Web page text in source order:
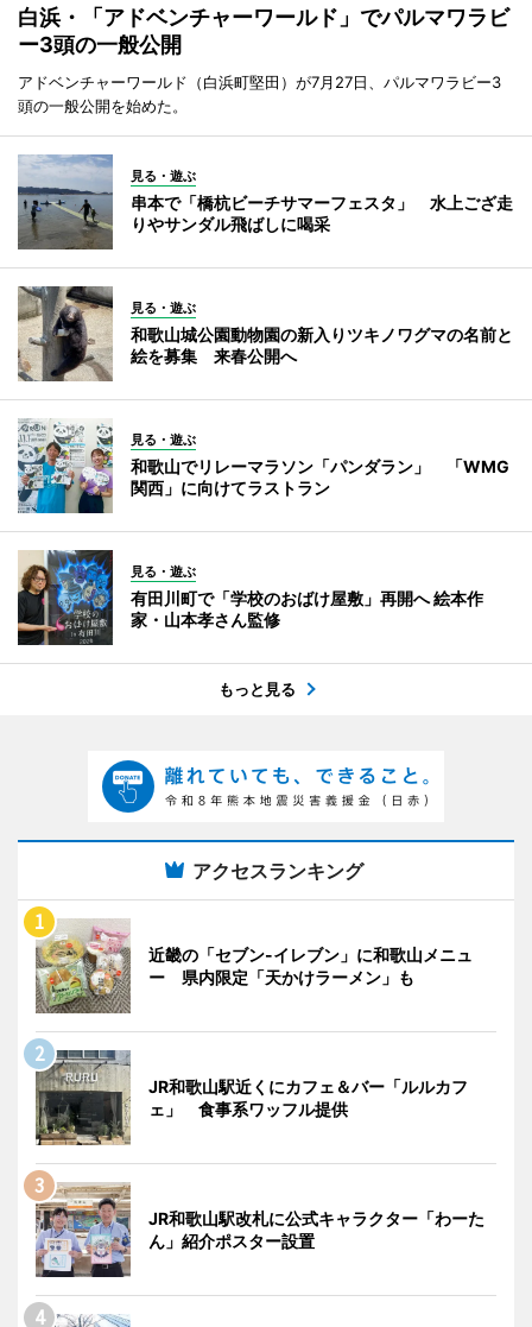
白浜・「アドベンチャーワールド」でパルマワラビ
ー3頭の一般公開
アドベンチャーワールド（白浜町堅田）が7月27日、パルマワラビー3
頭の一般公開を始めた。
見る・遊ぶ
串本で「橋杭ビーチサマーフェスタ」 水上ござ走
りやサンダル飛ばしに喝采
見る・遊ぶ
和歌山城公園動物園の新入りツキノワグマの名前と
絵を募集 来春公開へ
見る・遊ぶ
和歌山でリレーマラソン「パンダラン」 「WMG
関西」に向けてラストラン
見る・遊ぶ
有田川町で「学校のおばけ屋敷」再開へ 絵本作
家・山本孝さん監修
もっと見る
アクセスランキング
近畿の「セブン-イレブン」に和歌山メニュ
ー 県内限定「天かけラーメン」も
JR和歌山駅近くにカフェ＆バー「ルルカフ
ェ」 食事系ワッフル提供
JR和歌山駅改札に公式キャラクター「わーた
ん」紹介ポスター設置